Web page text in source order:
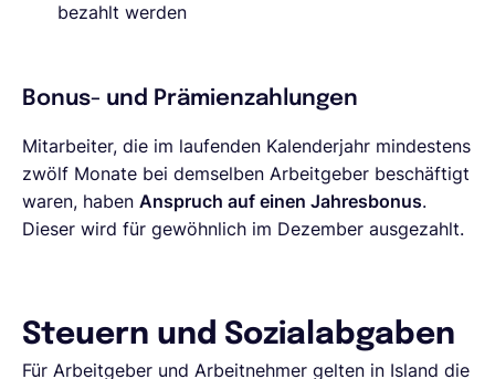
bezahlt werden
Bonus- und Prämienzahlungen
Mitarbeiter, die im laufenden Kalenderjahr mindestens
zwölf Monate bei demselben Arbeitgeber beschäftigt
waren, haben Anspruch auf einen Jahresbonus.
Dieser wird für gewöhnlich im Dezember ausgezahlt.
Steuern und Sozialabgaben
Für Arbeitgeber und Arbeitnehmer gelten in Island die